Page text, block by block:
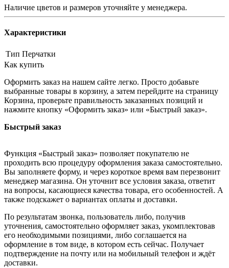
Наличие цветов и размеров уточняйте у менеджера.
Характеристики
Тип Перчатки
Как купить
Оформить заказ на нашем сайте легко. Просто добавьте
выбранные товары в корзину, а затем перейдите на страницу
Корзина, проверьте правильность заказанных позиций и
нажмите кнопку «Оформить заказ» или «Быстрый заказ».
Быстрый заказ
Функция «Быстрый заказ» позволяет покупателю не
проходить всю процедуру оформления заказа самостоятельно.
Вы заполняете форму, и через короткое время вам перезвонит
менеджер магазина. Он уточнит все условия заказа, ответит
на вопросы, касающиеся качества товара, его особенностей. А
также подскажет о вариантах оплаты и доставки.
По результатам звонка, пользователь либо, получив
уточнения, самостоятельно оформляет заказ, укомплектовав
его необходимыми позициями, либо соглашается на
оформление в том виде, в котором есть сейчас. Получает
подтверждение на почту или на мобильный телефон и ждёт
доставки.